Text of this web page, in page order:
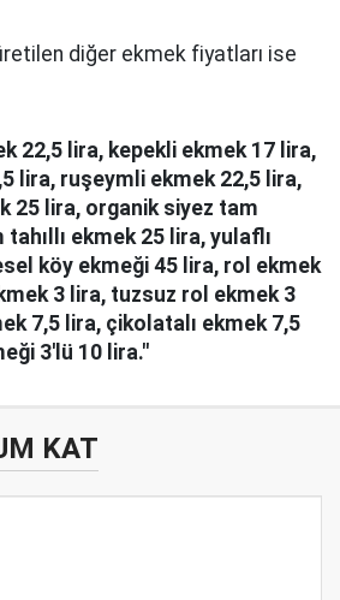
diğer ekmek fiyatları ise
22,5 lira, kepekli ekmek 17 lira,
lira, ruşeymli ekmek 22,5 lira,
25 lira, organik siyez tam
ekmek 25 lira, yulaflı
köy ekmeği 45 lira, rol ekmek
3 lira, tuzsuz rol ekmek 3
7,5 lira, çikolatalı ekmek 7,5
3'lü 10 lira."
KAT